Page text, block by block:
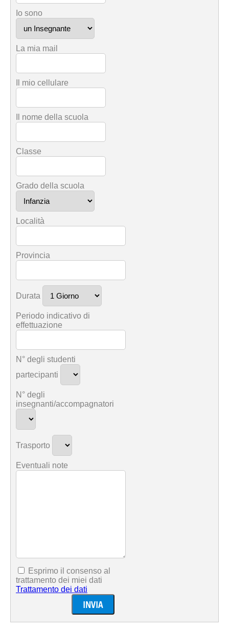
Io sono
La mia mail
Il mio cellulare
Il nome della scuola
Classe
Grado della scuola
Località
Provincia
Durata
Periodo indicativo di
effettuazione
N° degli studenti
partecipanti
N° degli
insegnanti/accompagnatori
Trasporto
Eventuali note
Esprimo il consenso al
trattamento dei miei dati
Trattamento dei dati